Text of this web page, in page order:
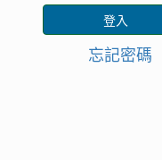
忘記密碼